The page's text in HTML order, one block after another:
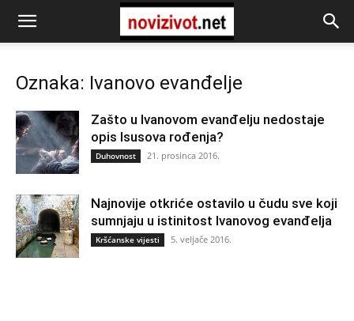
Oznaka: Ivanovo evanđelje
Zašto u Ivanovom evanđelju nedostaje
opis Isusova rođenja?
Duhovnost 21. prosinca 2016.
Najnovije otkriće ostavilo u čudu sve koji
sumnjaju u istinitost Ivanovog evanđelja
Kršćanske vijesti 5. veljače 2016.